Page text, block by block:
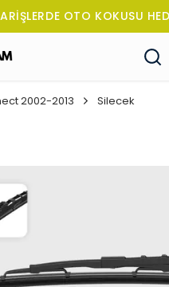
OTO KOKUSU
2002-2013 Silecek